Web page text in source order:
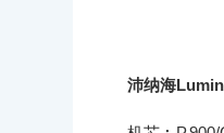
沛纳海